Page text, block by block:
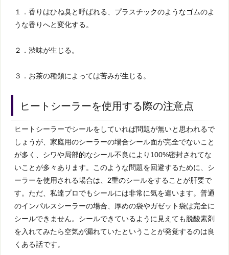
１．香りはひね臭と呼ばれる、プラスチックのようなゴムのよ
うな香りへと変化する。
２．渋味が生じる。
３．お茶の種類によっては苦みが生じる。
ヒートシーラーを使用する際の注意点
ヒートシーラーでシールをしていれば問題が無いと思われるで
しょうが、家庭用のシーラーの場合シール面が完全でないこと
が多く、シワや局部的なシール不良により100%密封されてな
いことが多々あります。このような問題を回避するために、シ
ーラーを使用される場合は、2重のシールをすることが肝要で
す。ただ、私達プロでもシールには非常に気を遣います。普通
のインパルスシーラーの場合、厚めの袋やガゼット袋は完全に
シールできません。シールできているように見えても脱酸素剤
を入れてみたら空気が漏れていたということが発覚するのは良
くある話です。